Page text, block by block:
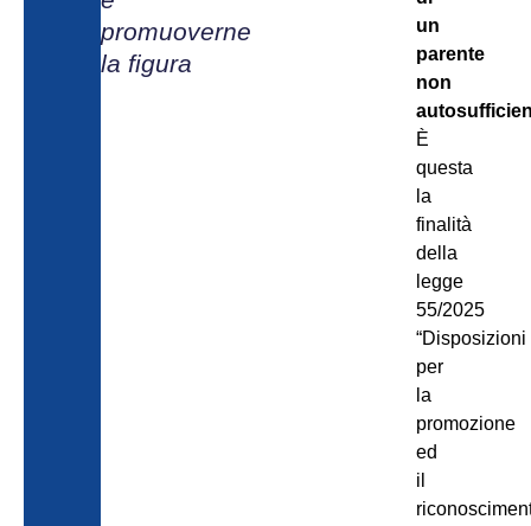
promuoverne
la figura
un
parente
non
È
questa
la
finalità
della
legge
55/2025
“Disposizioni
per
la
promozione
ed
il